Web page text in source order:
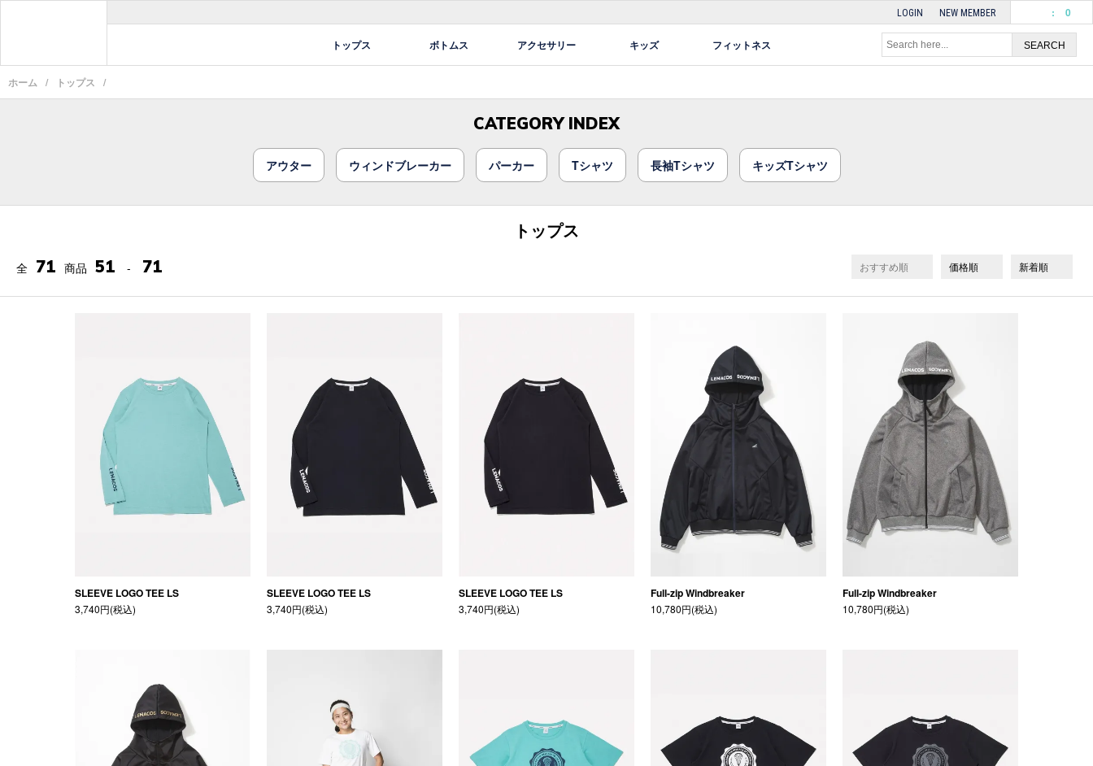
: 0
LOGIN NEW MEMBER
トップス ボトムス アクセサリー キッズ フィットネス
ホーム / トップス /
CATEGORY INDEX
アウター ウィンドブレーカー パーカー Tシャツ 長袖Tシャツ キッズTシャツ
トップス
全 71 商品 51 - 71 おすすめ順 価格順 新着順
SLEEVE LOGO TEE LS
3,740円(税込)
SLEEVE LOGO TEE LS
3,740円(税込)
SLEEVE LOGO TEE LS
3,740円(税込)
Full-zip Windbreaker
10,780円(税込)
Full-zip Windbreaker
10,780円(税込)